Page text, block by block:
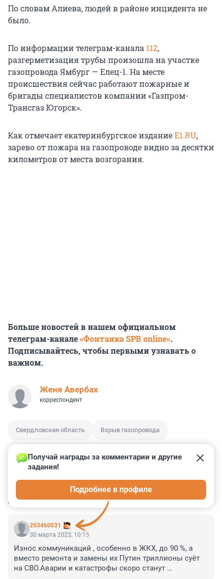
По словам Алиева, людей в районе инцидента не
было.
По информации телеграм-канала 112,
разгерметизация трубы произошла на участке
газопровода Ямбург — Елец-1. На месте
происшествия сейчас работают пожарные и
бригады специалистов компании «Газпром-
Трансгаз Югорск».
Как отмечает екатеринбургское изданиеE1.RU,
зарево от пожара на газопроводе видно за десятки
километров от места возгорания.
Больше новостей в нашем официальном
телеграм-канале«Фонтанка SPB online».
Подписывайтесь, чтобы первыми узнавать о
важном.
Женя Авербах
корреспондент
Свердловская область Взрыв газопровода
КОММЕНТАРИИ 36
253460531
Получай награды за комментарии и другие
задания!
Подробнее в профиле
30 марта 2023, 10:15
Износ коммуникаций , особенно в ЖКХ, до 90 %, а
вместо ремонта и замены их Путин триллионы суёт
на СВО.Аварии и катастрофы скоро станут